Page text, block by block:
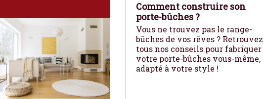
Comment construire son
porte-bûches ?
Vous ne trouvez pas le range-
bûches de vos rêves ? Retrouvez
tous nos conseils pour fabriquer
votre porte-bûches vous-même,
adapté à votre style !